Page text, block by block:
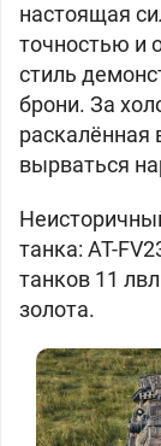
настоящая
точностью и
стиль
брони. За
раскалённая
вырваться
танка: AT-
танков 11
золота.